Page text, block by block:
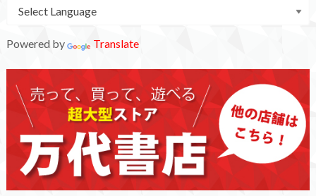
Powered by Translate